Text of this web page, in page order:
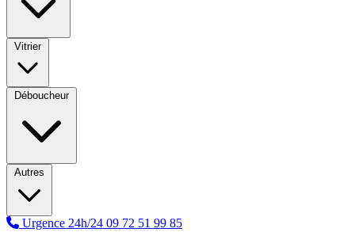
Vitrier
Déboucheur
Autres
Urgence 24h/24 09 72 51 99 85